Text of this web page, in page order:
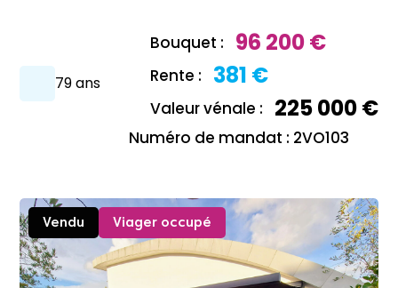
79 ans
Bouquet : 96 200 €
Rente : 381 €
Valeur vénale : 225 000 €
Numéro de mandat : 2VO103
Vendu Viager occupé